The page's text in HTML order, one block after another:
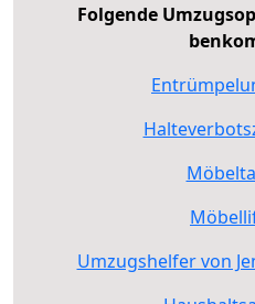
Folgende
Umzugshelfer von